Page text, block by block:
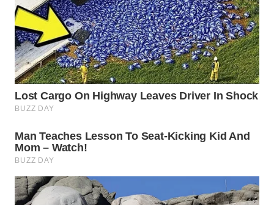
TAPANULI
TENGAH
WN DELI
SERDANG
WN
TEBING
WN
PAKPAK
WN